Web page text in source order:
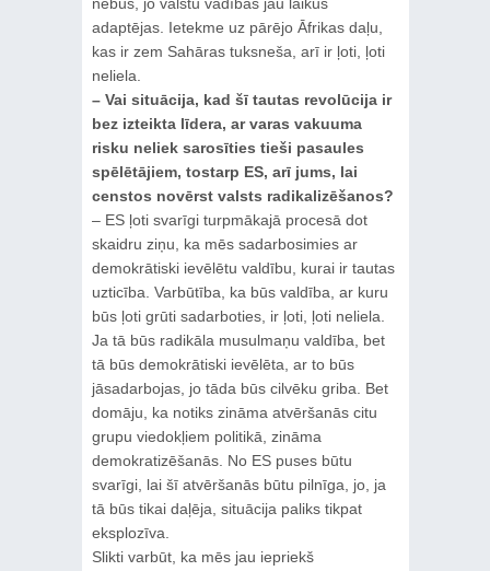
adaptējas. Ietekme uz pārējo Āfrikas daļu,
kas ir zem Sahāras tuksneša, arī ir ļoti, ļoti
neliela.
– Vai situācija, kad šī tautas revolūcija ir
bez izteikta līdera, ar varas vakuuma
risku neliek sarosīties tieši pasaules
spēlētājiem, tostarp ES, arī jums, lai
censtos novērst valsts radikalizēšanos?
– ES ļoti svarīgi turpmākajā procesā dot
skaidru ziņu, ka mēs sadarbosimies ar
demokrātiski ievēlētu valdību, kurai ir tautas
uzticība. Varbūtība, ka būs valdība, ar kuru
būs ļoti grūti sadarboties, ir ļoti, ļoti neliela.
Ja tā būs radikāla musulmaņu valdība, bet
tā būs demokrātiski ievēlēta, ar to būs
jāsadarbojas, jo tāda būs cilvēku griba. Bet
domāju, ka notiks zināma atvēršanās citu
grupu viedokļiem politikā, zināma
demokratizēšanās. No ES puses būtu
svarīgi, lai šī atvēršanās būtu pilnīga, jo, ja
tā būs tikai daļēja, situācija paliks tikpat
eksplozīva.
Slikti varbūt, ka mēs jau iepriekš